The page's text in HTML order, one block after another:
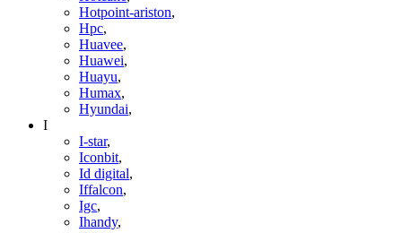
Hotpoint-ariston,
Hpc,
Huavee,
Huawei,
Huayu,
Humax,
Hyundai,
I
I-star,
Iconbit,
Id digital,
Iffalcon,
Igc,
Ihandy,